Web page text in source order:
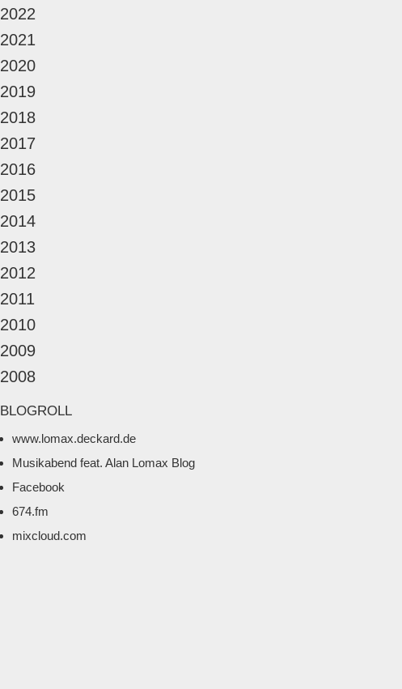
2022
2021
2020
2019
2018
2017
2016
2015
2014
2013
2012
2011
2010
2009
2008
BLOGROLL
www.lomax.deckard.de
Musikabend feat. Alan Lomax Blog
Facebook
674.fm
mixcloud.com